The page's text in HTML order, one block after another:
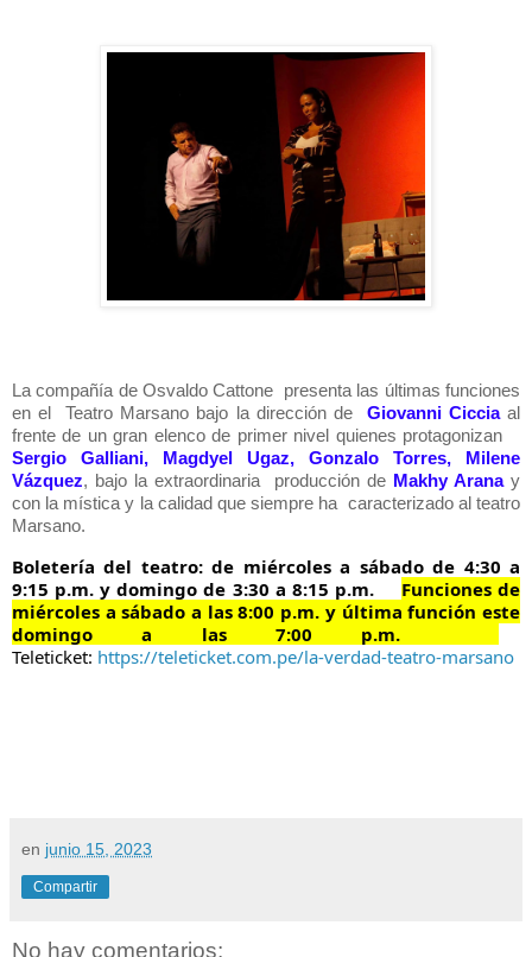
La compañía de Osvaldo Cattone presenta las últimas funciones
en el Teatro Marsano bajo la dirección de Giovanni Cicciaal
frente de un gran elenco de primer nivel quienes protagonizan
Sergio Galliani, Magdyel Ugaz, Gonzalo Torres, Milene
Vázquez, bajo la extraordinaria producción de Makhy Aranay
con la mística y la calidad que siempre ha caracterizado al teatro
Marsano.
Boletería del teatro: de miércoles a sábado de 4:30 a
9:15 p.m. y domingo de 3:30 a 8:15 p.m.
Funciones de
miércoles a sábado a las 8:00 p.m. y última función este
domingo a las 7:00 p.m.
Teleticket: https://teleticket.com.pe/la-verdad-teatro-marsano
en junio 15, 2023
Compartir
No hay comentarios: